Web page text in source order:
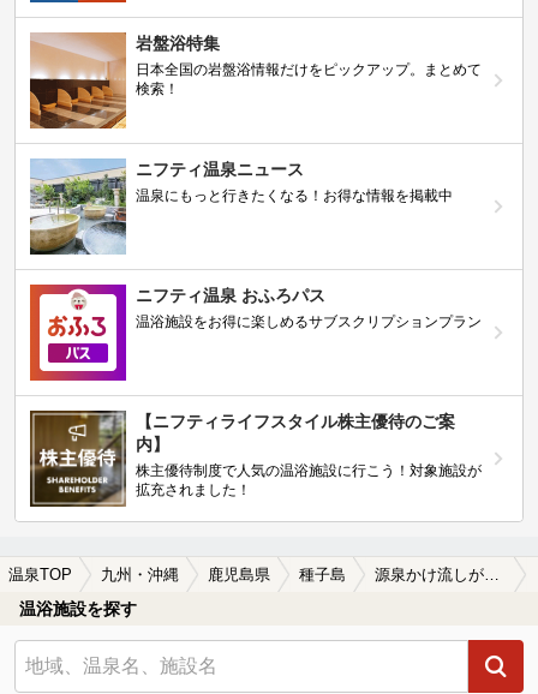
岩盤浴特集
日本全国の岩盤浴情報だけをピックアップ。まとめて
検索！
ニフティ温泉ニュース
温泉にもっと行きたくなる！お得な情報を掲載中
ニフティ温泉 おふろパス
温浴施設をお得に楽しめるサブスクリプションプラン
【ニフティライフスタイル株主優待のご案
内】
株主優待制度で人気の温浴施設に行こう！対象施設が
拡充されました！
温泉TOP 九州・沖縄 鹿児島県 種子島 源泉かけ流しが楽しめる種子島の温泉、日帰り温泉、スーパー銭湯おすすめ
温浴施設を探す